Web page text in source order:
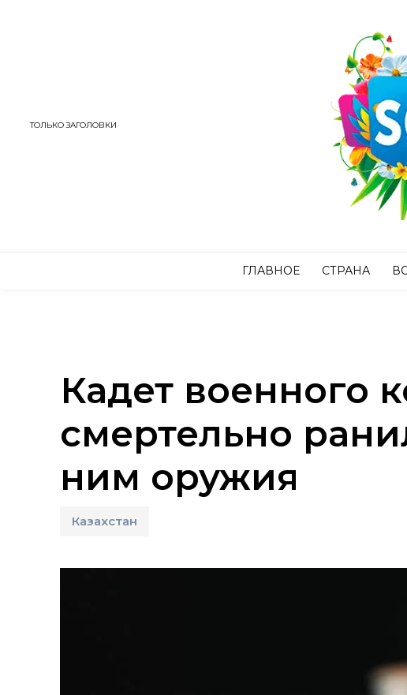
ТОЛЬКО ЗАГОЛОВКИ
ГЛАВНОЕ СТРАНА
Кадет военного
смертельно
ним оружия
Казахстан